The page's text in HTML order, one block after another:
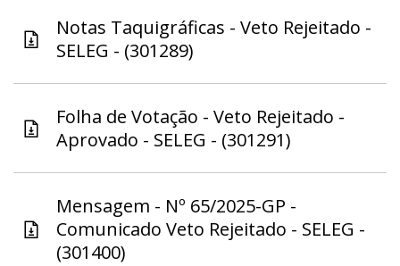
Notas Taquigráficas - Veto Rejeitado -
SELEG - (301289)
Folha de Votação - Veto Rejeitado -
Aprovado - SELEG - (301291)
Mensagem - Nº 65/2025-GP -
Comunicado Veto Rejeitado - SELEG -
(301400)